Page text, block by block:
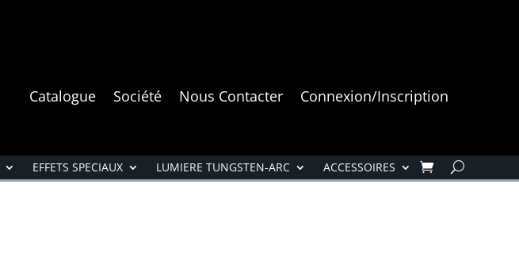
Catalogue Société Nous Contacter Connexion/Inscription
EFFETS SPECIAUX LUMIERE TUNGSTEN-ARC ACCESSOIRES